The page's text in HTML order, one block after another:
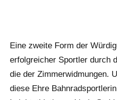
Eine zweite Form der
erfolgreicher Sportler durch
die der Zimmerwidmungen.
diese Ehre